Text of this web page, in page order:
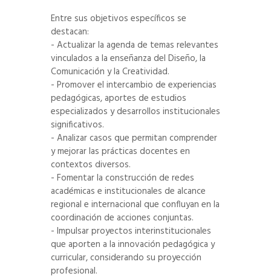
Entre sus objetivos específicos se
destacan:
- Actualizar la agenda de temas relevantes
vinculados a la enseñanza del Diseño, la
Comunicación y la Creatividad.
- Promover el intercambio de experiencias
pedagógicas, aportes de estudios
especializados y desarrollos institucionales
significativos.
- Analizar casos que permitan comprender
y mejorar las prácticas docentes en
contextos diversos.
- Fomentar la construcción de redes
académicas e institucionales de alcance
regional e internacional que confluyan en la
coordinación de acciones conjuntas.
- Impulsar proyectos interinstitucionales
que aporten a la innovación pedagógica y
curricular, considerando su proyección
profesional.